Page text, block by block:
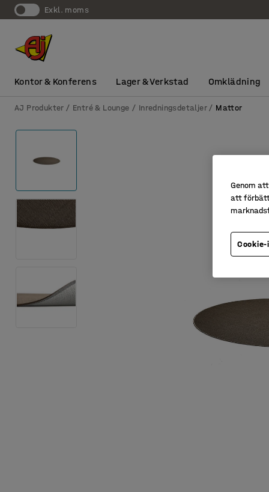
exkl. moms
Kontor & Konferens Lager & Verkstad Omklädning
AJ Produkter Entré & Lounge Inredningsdetaljer Mattor
Genom
att